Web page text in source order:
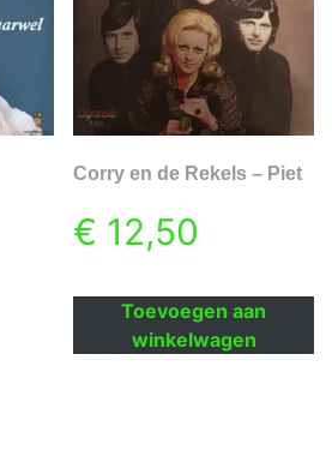
Corry en de Rekels – Piet
€ 12,50
Toevoegen aan
winkelwagen